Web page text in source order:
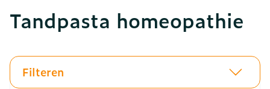
Tandpasta homeopathie
Filteren